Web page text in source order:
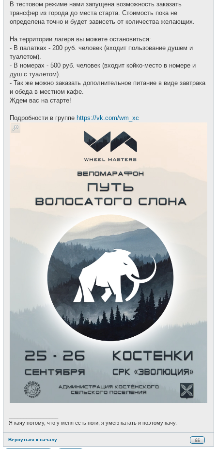
В тестовом режиме нами запущена возможность заказать
трансфер из города до места старта. Стоимость пока не
определена точно и будет зависеть от количества желающих.
На территории лагеря вы можете остановиться:
- В палатках - 200 руб. человек (входит пользование душем и
туалетом).
- В номерах - 500 руб. человек (входит койко-место в номере и
душ с туалетом).
- Так же можно заказать дополнительное питание в виде завтрака
и обеда в местном кафе.
Ждем вас на старте!
Подробности в группе https://vk.com/wm_xc
Я качу потому, что у меня есть ноги, я умею катать и поэтому качу.
Вернуться к началу